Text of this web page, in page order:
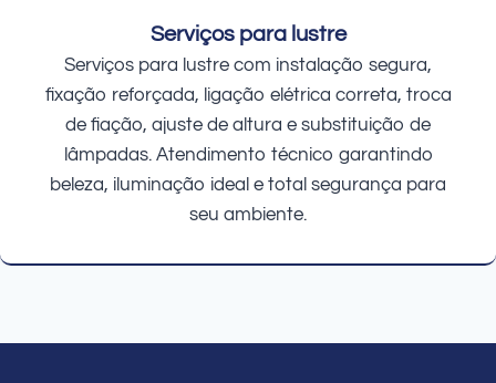
Serviços para lustre
Serviços para lustre com instalação segura,
fixação reforçada, ligação elétrica correta, troca
de fiação, ajuste de altura e substituição de
lâmpadas. Atendimento técnico garantindo
beleza, iluminação ideal e total segurança para
seu ambiente.